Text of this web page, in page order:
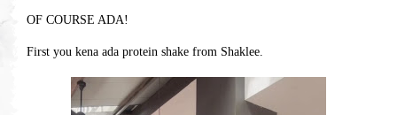
OF COURSE ADA!
First you kena ada protein shake from Shaklee.